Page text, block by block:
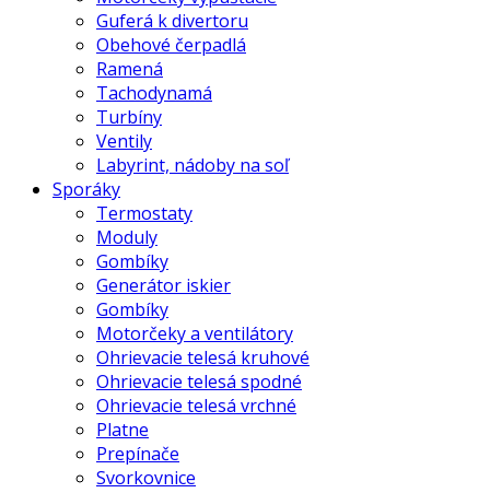
Guferá k divertoru
Obehové čerpadlá
Ramená
Tachodynamá
Turbíny
Ventily
Labyrint, nádoby na soľ
Sporáky
Termostaty
Moduly
Gombíky
Generátor iskier
Gombíky
Motorčeky a ventilátory
Ohrievacie telesá kruhové
Ohrievacie telesá spodné
Ohrievacie telesá vrchné
Platne
Prepínače
Svorkovnice